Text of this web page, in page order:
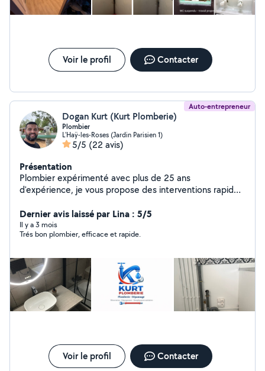
Voir le profil Contacter
Auto-entrepreneur
Dogan Kurt (Kurt Plomberie)
Plombier
L'Haÿ-les-Roses (Jardin Parisien 1)
5/5 (22 avis)
Présentation
Plombier expérimenté avec plus de 25 ans
d'expérience, je vous propose des interventions rapides
(dépannage, installation, rénovation). Équipé d'un
outillage professionnel pour un travail propre et durable.
Je dispose d'une assurance décennale, gage de sérieux
et respect des délais.
Dernier avis laissé par Lina : 5/5
Il y a 3 mois
Trés bon plombier, efficace et rapide.
Voir le profil Contacter